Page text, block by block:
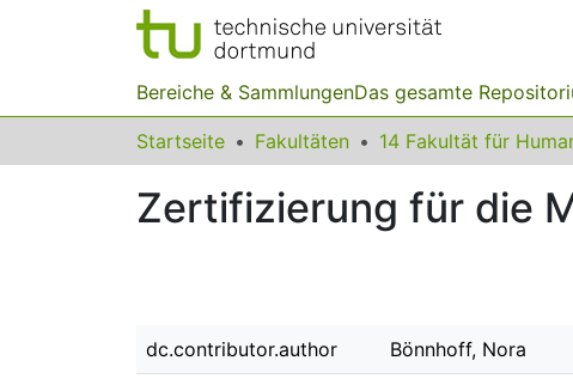
Bereiche & SammlungenDas gesamte
Startseite Fakultäten
Zertifizierung für die
dc.contributor.author Bönnhoff, Nora